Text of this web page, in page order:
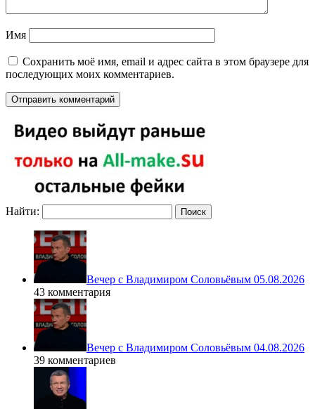
Имя
Сохранить моё имя, email и адрес сайта в этом браузере для
последующих моих комментариев.
Найти:
Вечер с Владимиром Соловьёвым 05.08.2026
43 комментария
Вечер с Владимиром Соловьёвым 04.08.2026
39 комментариев